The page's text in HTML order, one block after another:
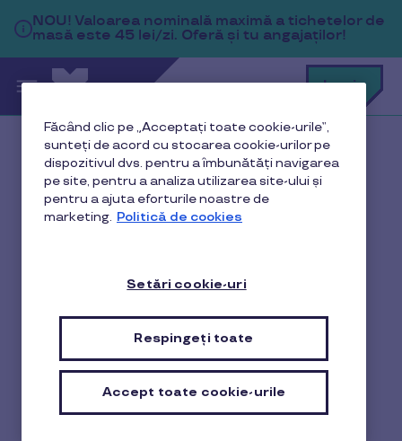
Sari la conținutul principal
Login
Acasă Blog
Legislație și Fiscalitate
Cheltuieli deductibile - Ghid complet pentru PFA și SRL
Cheltuieli deductibile -
Ghid complet pentru PFA
și SRL în România
NOU! Valoarea nominală maximă a tichetelor de
masă este 45 lei/zi. Oferă și tu angajaților!
Făcând clic pe „Acceptați toate cookie-urile”,
sunteți de acord cu stocarea cookie-urilor pe
dispozitivul dvs. pentru a îmbunătăți navigarea
pe site, pentru a analiza utilizarea site-ului și
pentru a ajuta eforturile noastre de
marketing. Politică de cookies
Setări cookie-uri
Respingeți toate
Accept toate cookie-urile